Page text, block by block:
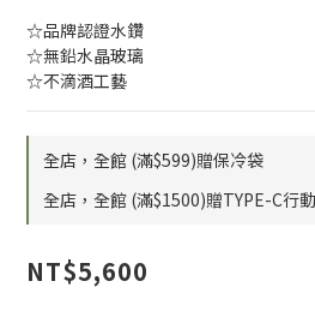
☆品牌認證水鑽
☆無鉛水晶玻璃
☆不滴酒工藝
全店，全館 (滿$599)贈保冷袋
全店，全館 (滿$1500)贈TYPE-C行
NT$5,600